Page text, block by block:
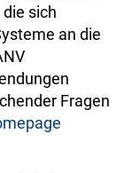
sich
an die
Fragen